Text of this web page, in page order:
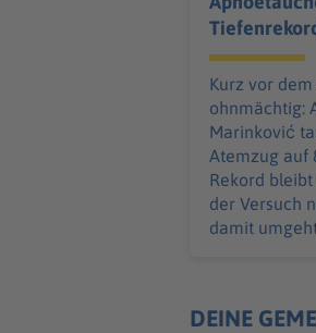
Kurz vor dem
ohnmächtig:
Marinković
Atemzug auf
Rekord
der Versuch
damit
DEINE